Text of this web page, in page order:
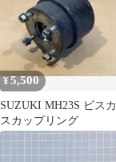
¥5,500
SUZUKI MH23S ビスカ
スカップリング